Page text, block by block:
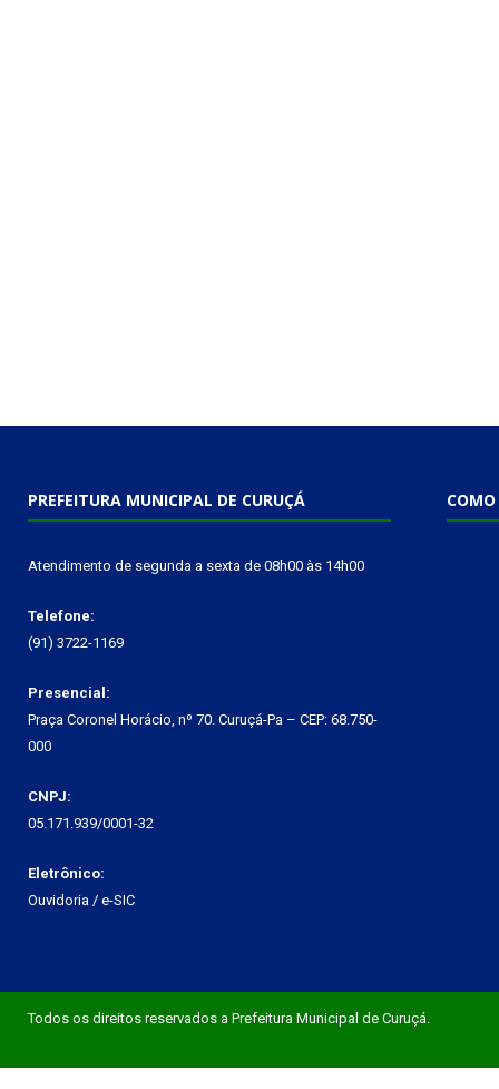
PREFEITURA MUNICIPAL DE CURUÇÁ
Atendimento de segunda a sexta de 08h00 às 14h00
Telefone:
(91) 3722-1169
Presencial:
Praça Coronel Horácio, nº 70. Curuçá-Pa – CEP: 68.750-
000
CNPJ:
05.171.939/0001-32
Eletrônico:
Ouvidoria / e-SIC
COMO
Todos os direitos reservados a Prefeitura Municipal de Curuçá.